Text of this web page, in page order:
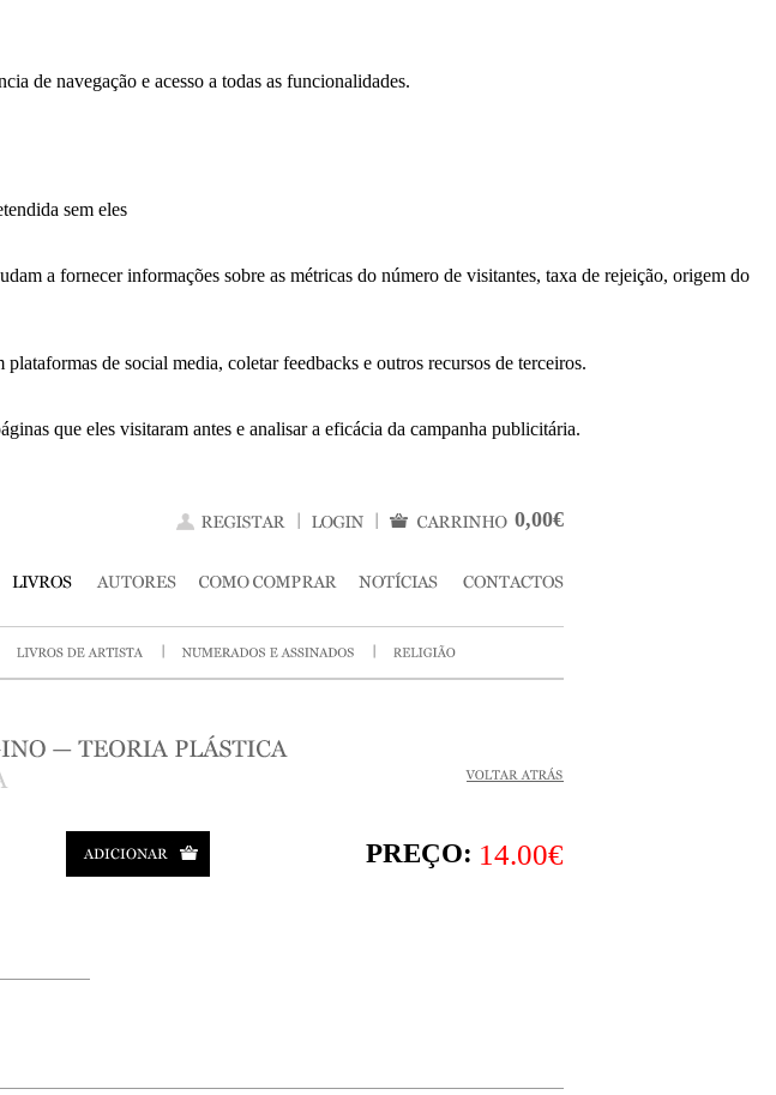
de navegação e acesso a todas as funcionalidades.
sem eles
a fornecer informações sobre as métricas do número de visitantes, taxa de rejeição, origem do
de social media, coletar feedbacks e outros recursos de terceiros.
que eles visitaram antes e analisar a eficácia da campanha publicitária.
0,00€
PREÇO: 14.00€